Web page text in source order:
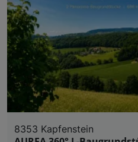
8353 Kapfenstein